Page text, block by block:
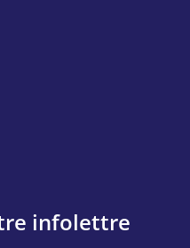
infolettre